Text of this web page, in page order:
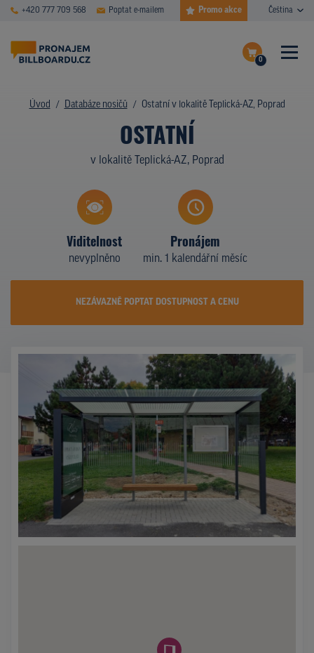
+420 777 709 568 Poptat e-mailem Promo akce Čeština
0
Dokončit poptávku
Zobrazit nosiče na mapě
ČASTÉ DOTAZY
DATABÁZE NOSIČŮ
PLOCHY V AKCI
Z PRAXE
KDO JSME
PROMO AKCE
Úvod Databáze nosičů Ostatní v lokalitě Teplická-AZ, Poprad
OSTATNÍ
v lokalitě Teplická-AZ, Poprad
Viditelnost
nevyplněno
Pronájem
min. 1 kalendářní měsíc
NEZÁVAZNĚ POPTAT DOSTUPNOST A CENU